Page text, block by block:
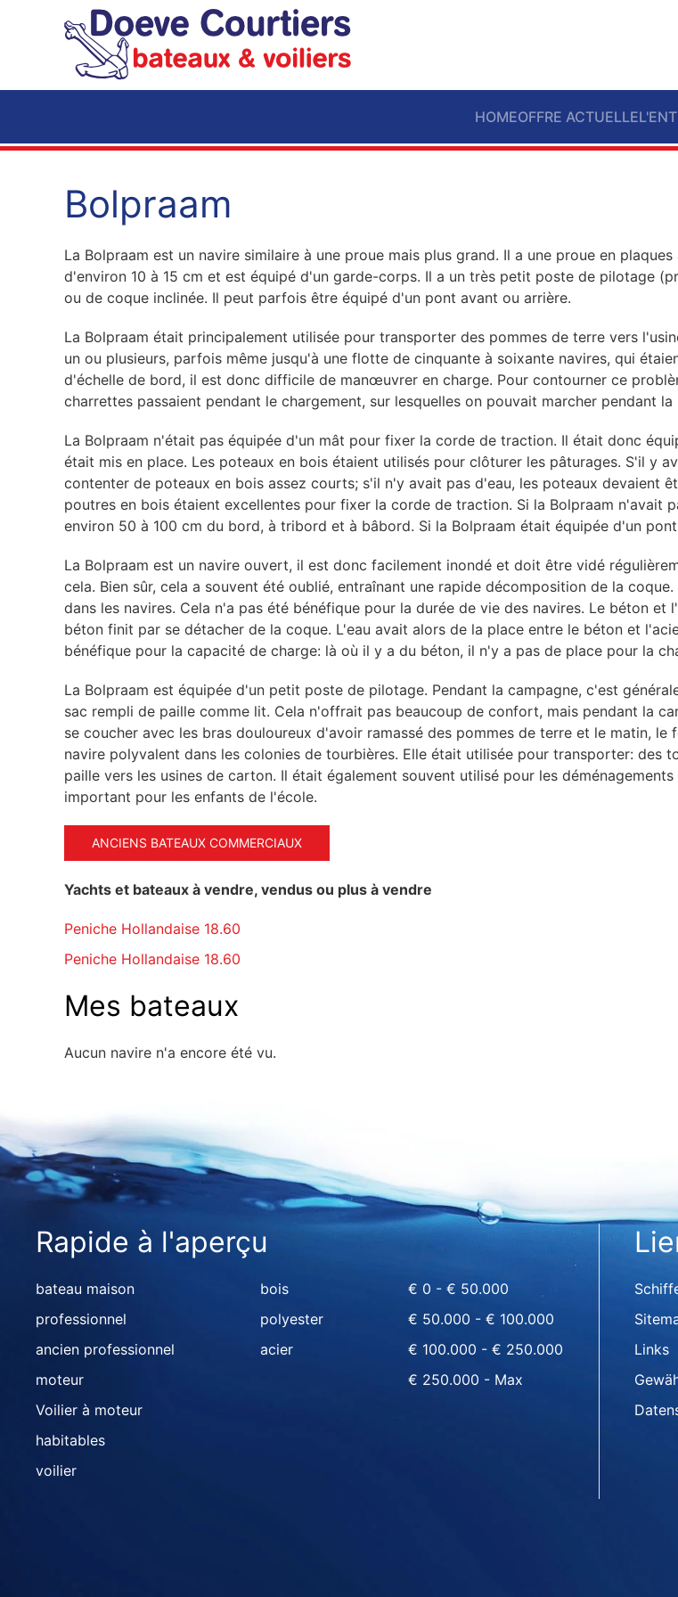
Accéder au contenu principal
HOMEOFFRE ACTUELLE
Bolpraam
La Bolpraam est un navire similaire à une proue mais plus grand. Il a une proue en
d'environ 10 à 15 cm et est équipé d'un garde-corps. Il a un très petit poste de pilotage
ou de coque inclinée. Il peut parfois être équipé d'un pont avant ou arrière.
La Bolpraam était principalement utilisée pour transporter des pommes de terre vers
un ou plusieurs, parfois même jusqu'à une flotte de cinquante à soixante navires, qui
d'échelle de bord, il est donc difficile de manœuvrer en charge. Pour contourner ce
charrettes passaient pendant le chargement, sur lesquelles on pouvait marcher pendant
La Bolpraam n'était pas équipée d'un mât pour fixer la corde de traction. Il était donc
était mis en place. Les poteaux en bois étaient utilisés pour clôturer les pâturages. S'il y
contenter de poteaux en bois assez courts; s'il n'y avait pas d'eau, les poteaux devaient
poutres en bois étaient excellentes pour fixer la corde de traction. Si la Bolpraam n'avait
environ 50 à 100 cm du bord, à tribord et à bâbord. Si la Bolpraam était équipée d'un
La Bolpraam est un navire ouvert, il est donc facilement inondé et doit être vidé
cela. Bien sûr, cela a souvent été oublié, entraînant une rapide décomposition de la
dans les navires. Cela n'a pas été bénéfique pour la durée de vie des navires. Le béton
béton finit par se détacher de la coque. L'eau avait alors de la place entre le béton et
bénéfique pour la capacité de charge: là où il y a du béton, il n'y a pas de place pour la
La Bolpraam est équipée d'un petit poste de pilotage. Pendant la campagne, c'est
sac rempli de paille comme lit. Cela n'offrait pas beaucoup de confort, mais pendant la
se coucher avec les bras douloureux d'avoir ramassé des pommes de terre et le matin,
navire polyvalent dans les colonies de tourbières. Elle était utilisée pour transporter: des
paille vers les usines de carton. Il était également souvent utilisé pour les
important pour les enfants de l'école.
ANCIENS BATEAUX COMMERCIAUX
Yachts et bateaux à vendre, vendus ou plus à vendre
Peniche Hollandaise 18.60
Peniche Hollandaise 18.60
Mes bateaux
Aucun navire n'a encore été vu.
Rapide à l'aperçu
bateau maison
professionnel
ancien professionnel
moteur
Voilier à moteur
habitables
voilier
bois
polyester
acier
€ 0 - € 50.000
€ 50.000 - € 100.000
€ 100.000 - € 250.000
€ 250.000 - Max
Links